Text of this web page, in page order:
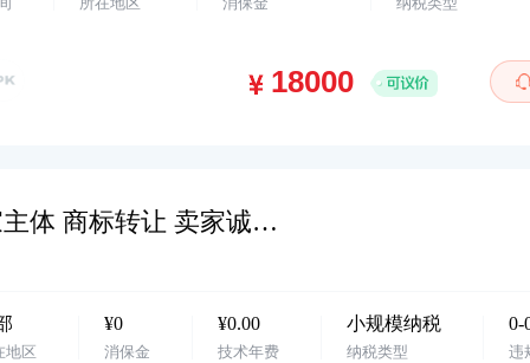
得物 箱包类目未入库 28扣 绑定买家主体 商标转让 卖家诚心出欢迎滴滴…
地区
¥0
消保金
¥0.00
技术年费
小规模纳税
纳税类型
0-
违